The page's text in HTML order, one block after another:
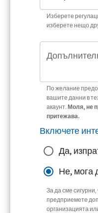
Изберете
изберете нещо
По желание
вашите данни в
акаунт. Моля, не
притежава.
Включете
Да,
Не, мога
За да сме
предприемете
организацията